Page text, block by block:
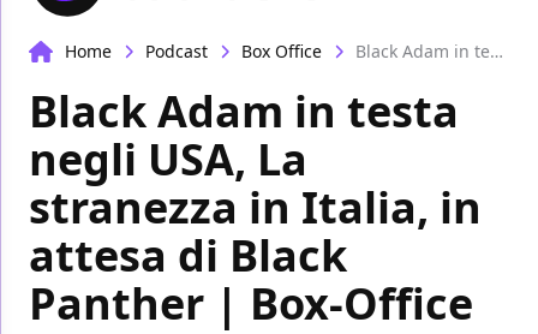
Home Podcast Box Office Black Adam in testa negli USA, La stranezza in Italia, in attesa di Black Panther | Box-Office
Black Adam in testa
negli USA, La
stranezza in Italia, in
attesa di Black
Panther | Box-Office